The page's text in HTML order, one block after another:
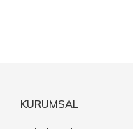
KURUMSAL